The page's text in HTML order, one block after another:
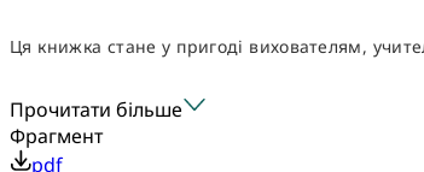
Ця книжка стане у пригоді вихователям,
Прочитати більше
Фрагмент
pdf